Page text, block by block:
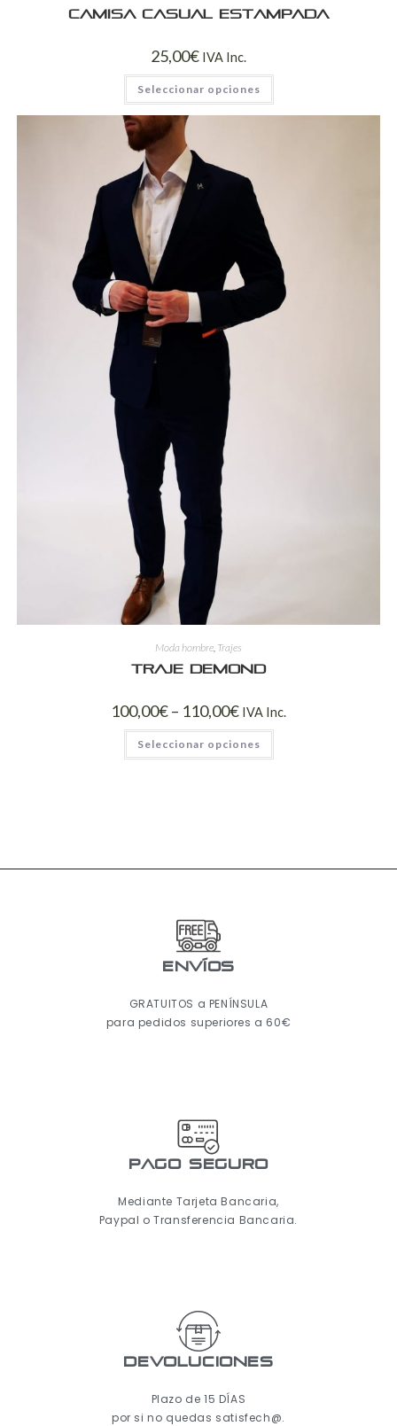
Camisa casual estampada
25,00€ IVA Inc.
Seleccionar opciones
Moda hombre, Trajes
Traje Demond
100,00€– 110,00€ IVA Inc.
Seleccionar opciones
ENVÍOS
GRATUITOS a PENÍNSULA
para pedidos superiores a 60€
pago seguro
Mediante Tarjeta Bancaria,
Paypal o Transferencia Bancaria.
Devoluciones
Plazo de 15 DÍAS
por si no quedas satisfech@.